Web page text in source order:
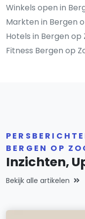
Winkels open in
Markten in Bergen
Hotels in Bergen op
Fitness Bergen op
BERGEN OP
Inzichten,
Bekijk alle artikelen